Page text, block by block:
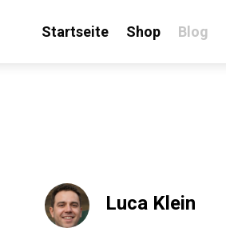
Startseite Shop Blog
Luca Klein
an!